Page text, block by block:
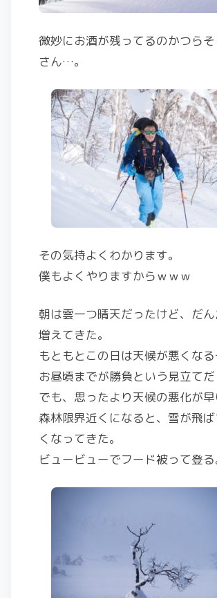
微妙にお酒が残ってるのかつら
さん…。
その気持よくわかります。
僕もよくやりますからｗｗｗ
朝は雲一つ晴天だったけど、だ
増えてきた。
もともとこの日は天候が悪くなる
お昼頃までが勝負という見立てだ
でも、思ったより天候の悪化が早
森林限界近くになると、雪が飛
くなってきた。
ビュービューでフード被って登る